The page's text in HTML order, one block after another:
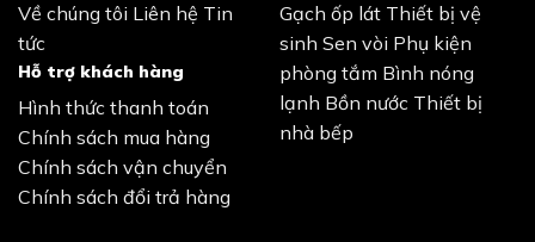
Về chúng tôi Liên hệ Tin
tức
Hỗ trợ khách hàng
Hình thức thanh toán
Chính sách mua hàng
Chính sách vận chuyển
Chính sách đổi trả hàng
Gạch ốp lát Thiết bị vệ
sinh Sen vòi Phụ kiện
phòng tắm Bình nóng
lạnh Bồn nước Thiết bị
nhà bếp